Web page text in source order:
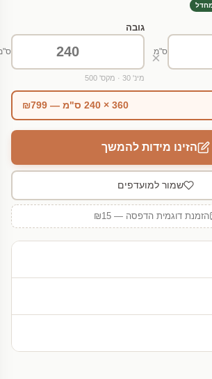
ס"מ
×
גובה
מינ' 30 · מקס' 500
360 × 240 ס"מ — ₪799
הזינו מידות להמשך
שמור למועדפים
הזמנת דוגמית הדפסה — ₪15